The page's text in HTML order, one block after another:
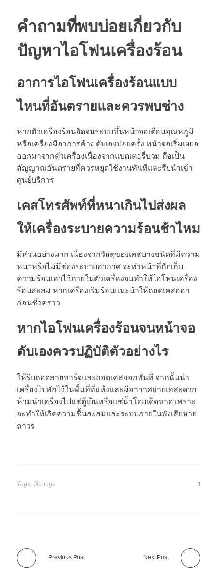
คำถามที่พบบ่อยเกี่ยวกับ
ปัญหาไอโฟนเครื่องร้อน
อาการไอโฟนเครื่องร้อนแบบ
ไหนที่อันตรายและควรพบช่าง
หากตัวเครื่องร้อนจัดจนระบบขึ้นหน้าจอเตือนอุณหภูมิ
หรือเครื่องมีอาการค้าง ดับเองบ่อยครั้ง หน้าจอเริ่มเผยอ
ออกมาจากตัวเครื่องเนื่องจากแบตเตอรี่บวม ถือเป็น
สัญญาณอันตรายที่ควรหยุดใช้งานทันทีและรีบนำเข้า
ศูนย์บริการ
เคสโทรศัพท์ที่หนาเกินไปส่งผล
ให้เครื่องระบายความร้อนช้าไหม
มีส่วนอย่างมาก เนื่องจากวัสดุของเคสบางชนิดที่มีความ
หนาหรือไม่มีช่องระบายอากาศ จะทำหน้าที่กักเก็บ
ความร้อนเอาไว้ภายในตัวเครื่องจนทำให้ไอโฟนเครื่อง
ร้อนสะสม หากเครื่องเริ่มร้อนแนะนำให้ถอดเคสออก
ก่อนชั่วคราว
หากไอโฟนเครื่องร้อนจนหน้าจอ
ดับเองควรปฏิบัติตัวอย่างไร
ให้รีบถอดสายชาร์จและถอดเคสออกทันที จากนั้นนำ
เครื่องไปพักไว้ในพื้นที่ที่แห้งและมีอากาศถ่ายเทสะดวก
ห้ามนำเครื่องไปแช่ตู้เย็นหรือแช่น้ำโดยเด็ดขาด เพราะ
จะทำให้เกิดความชื้นสะสมและระบบภายในพังเสียหาย
ถาวร
Tags: No tags
Previous Post Next Post